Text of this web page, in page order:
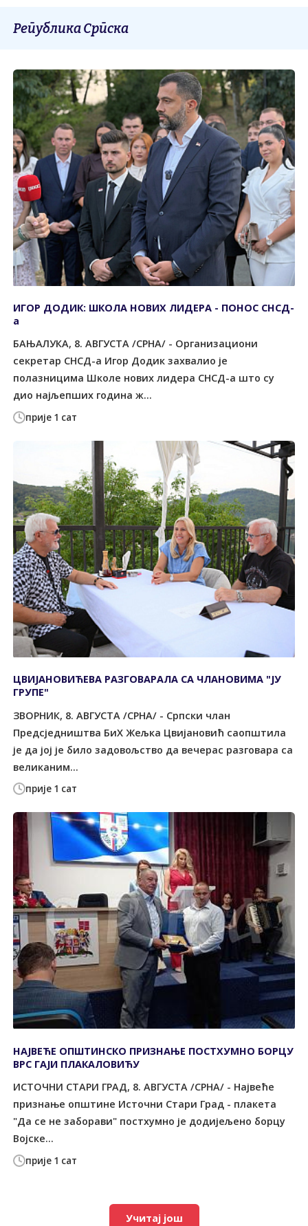
Република Српска
прије 1 сат
ИГОР ДОДИК: ШКОЛА НОВИХ ЛИДЕРА - ПОНОС СНСД-
а
БАЊАЛУКА, 8. АВГУСТА /СРНА/ - Организациони
секретар СНСД-а Игор Додик захвалио је
полазницима Школе нових лидера СНСД-а што су
дио најљепших година ж...
прије 1 сат
ЦВИЈАНОВИЋЕВА РАЗГОВАРАЛА СА ЧЛАНОВИМА "ЈУ
ГРУПЕ"
ЗВОРНИК, 8. АВГУСТА /СРНА/ - Српски члан
Предсједништва БиХ Жељка Цвијановић саопштила
је да јој је било задовољство да вечерас разговара са
великаним...
прије 1 сат
НАЈВЕЋЕ ОПШТИНСКО ПРИЗНАЊЕ ПОСТХУМНО БОРЦУ
ВРС ГАЈИ ПЛАКАЛОВИЋУ
ИСТОЧНИ СТАРИ ГРАД, 8. АВГУСТА /СРНА/ - Највеће
признање општине Источни Стари Град - плакета
"Да се не заборави" постхумно је додијељено борцу
Војске...
Учитај још